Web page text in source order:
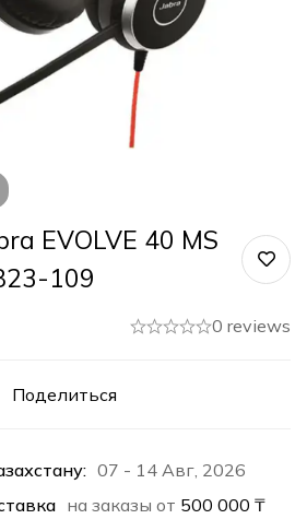
EVOLVE 40 MS
109
0 reviews
Поделиться
07 - 14 Авг, 2026
на заказы от 500 000 ₸